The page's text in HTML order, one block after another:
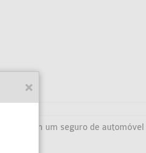
com um seguro de